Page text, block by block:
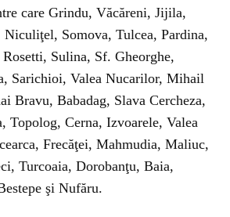
care Grindu, Văcăreni, Jijila,
Niculiţel, Somova, Tulcea, Pardina,
Sulina, Sf. Gheorghe,
Sarichioi, Valea Nucarilor, Mihail
Bravu, Babadag, Slava Cercheza,
Topolog, Cerna, Izvoarele, Valea
Frecăţei, Mahmudia, Maliuc,
Turcoaia, Dorobanţu, Baia,
şi Nufăru.